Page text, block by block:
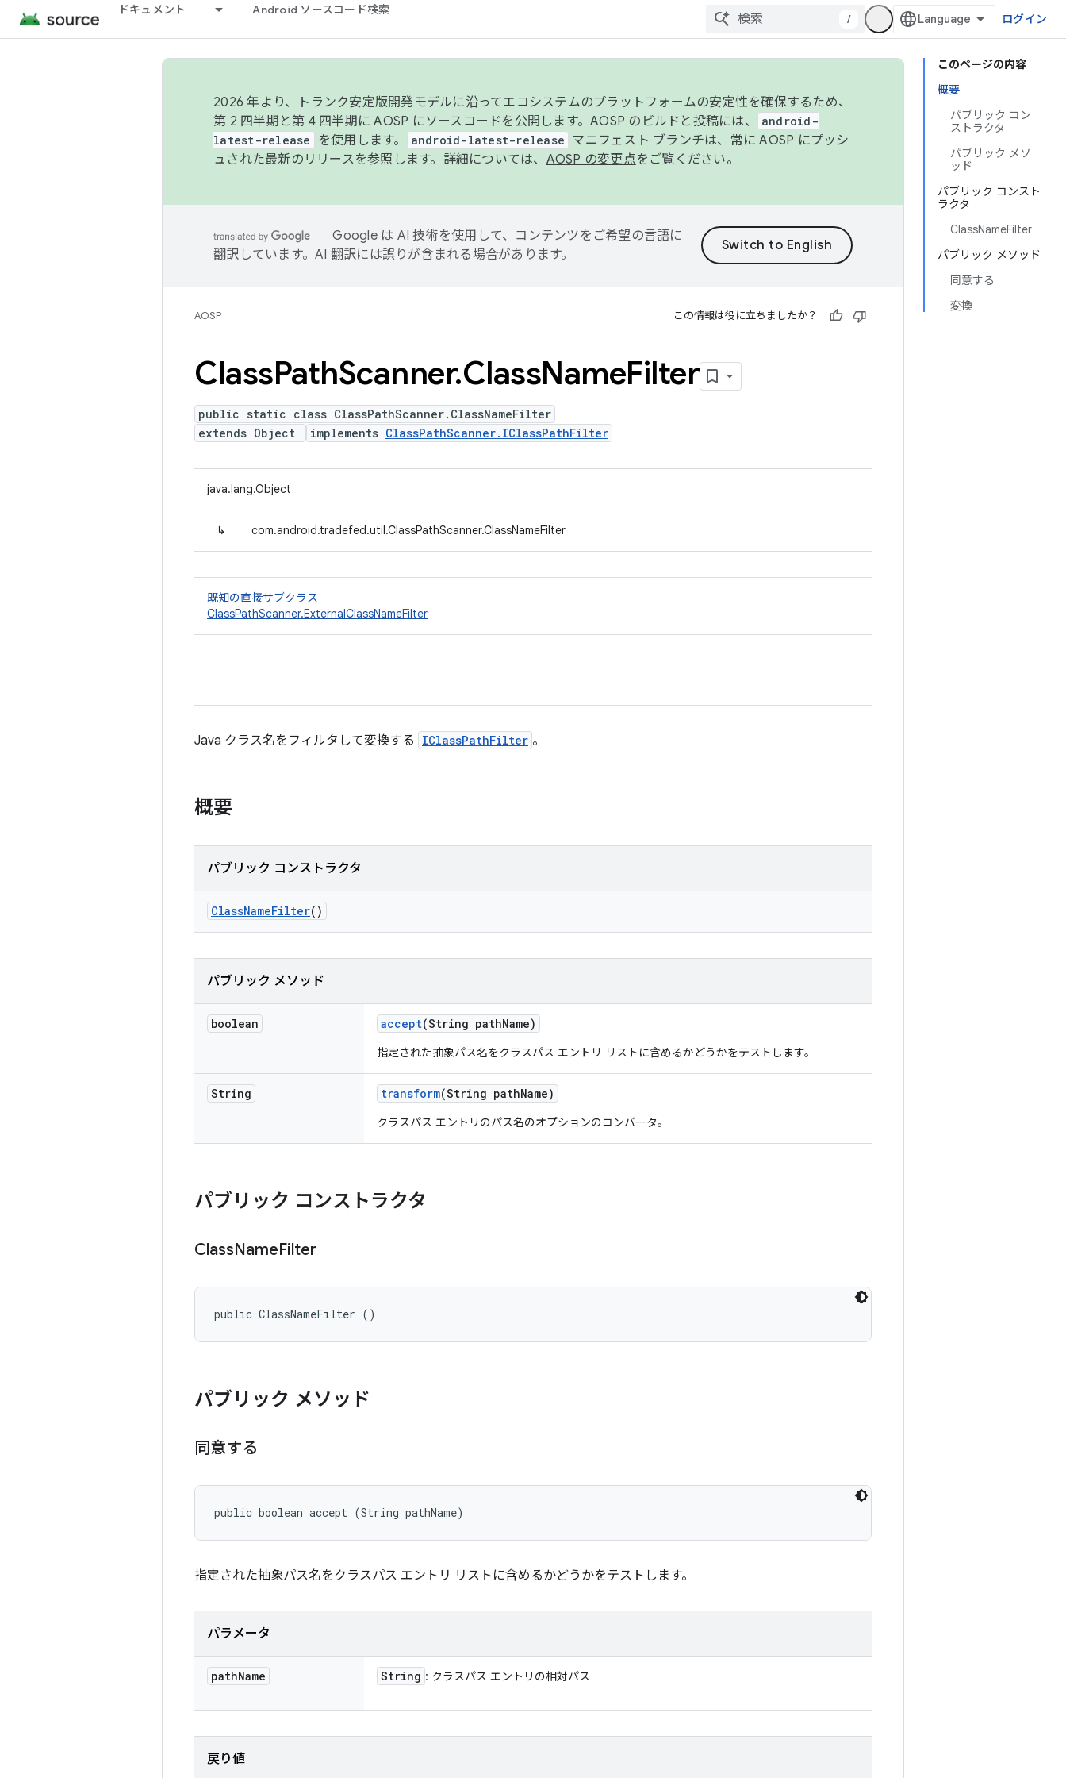
ドキュメント Android ソースコード検索
/ ログイン
このページの内容
概要
パブリック コン
ストラクタ
パブリック メソ
ッド
パブリック コンスト
ラクタ
ClassNameFilter
パブリック メソッド
同意する
変換
2026 年より、トランク安定版開発モデルに沿ってエコシステムのプラットフォームの安定性を確保するため、
第 2 四半期と第 4 四半期に AOSP にソースコードを公開します。AOSP のビルドと投稿には、
android-
latest-release
を使用します。 android-latest-release マニフェスト ブランチは、常に AOSP にプッシ
ュされた最新のリリースを参照します。詳細については、 AOSP の変更点をご覧ください。
Google は AI 技術を使用して、コンテンツをご希望の言語に
翻訳しています。AI 翻訳には誤りが含まれる場合があります。
AOSP この情報は役に立ちましたか？
ClassPathScanner.ClassNameFilter
public static class ClassPathScanner.ClassNameFilter
extends Object
implements ClassPathScanner.IClassPathFilter
java.lang.Object
↳ com.android.tradefed.util.ClassPathScanner.ClassNameFilter
既知の直接サブクラス
ClassPathScanner.ExternalClassNameFilter
Java クラス名をフィルタして変換する IClassPathFilter 。
概要
パブリック コンストラクタ
ClassNameFilter()
パブリック メソッド
boolean accept(String pathName)
指定された抽象パス名をクラスパス エントリ リストに含めるかどうかをテストします。
String transform(String pathName)
クラスパス エントリのパス名のオプションのコンバータ。
パブリック コンストラクタ
ClassNameFilter
public ClassNameFilter ()
パブリック メソッド
同意する
public boolean accept (String pathName)
指定された抽象パス名をクラスパス エントリ リストに含めるかどうかをテストします。
パラメータ
pathName String : クラスパス エントリの相対パス
戻り値